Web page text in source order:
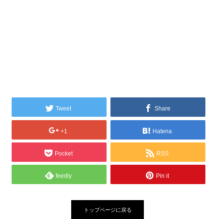
Tweet Share
+1 Hatena
Pocket RSS
feedly Pin it
トップページに戻る